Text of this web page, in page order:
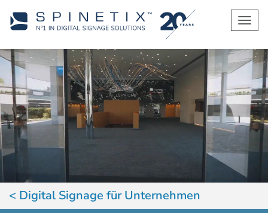
Digital Signage für Unternehmen